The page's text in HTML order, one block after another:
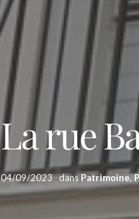
La rue
04/09/2023 dansPatrimoine,